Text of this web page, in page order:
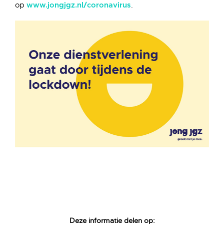
op www.jongjgz.nl/coronavirus.
Deze informatie delen op: